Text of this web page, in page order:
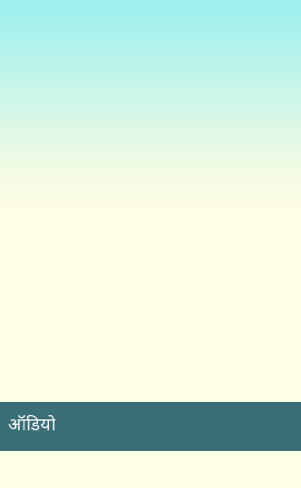
ऑडियो